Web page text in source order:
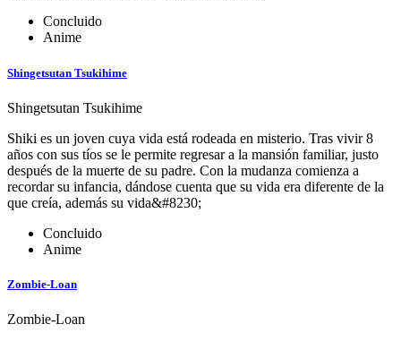
Concluido
Anime
Shingetsutan Tsukihime
Shingetsutan Tsukihime
Shiki es un joven cuya vida está rodeada en misterio. Tras vivir 8
años con sus tíos se le permite regresar a la mansión familiar, justo
después de la muerte de su padre. Con la mudanza comienza a
recordar su infancia, dándose cuenta que su vida era diferente de la
que creía, además su vida&#8230;
Concluido
Anime
Zombie-Loan
Zombie-Loan